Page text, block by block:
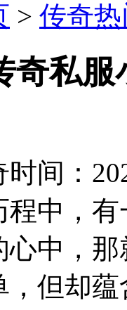
> 传奇
奇私服
时间：
中，
心中，
，但却